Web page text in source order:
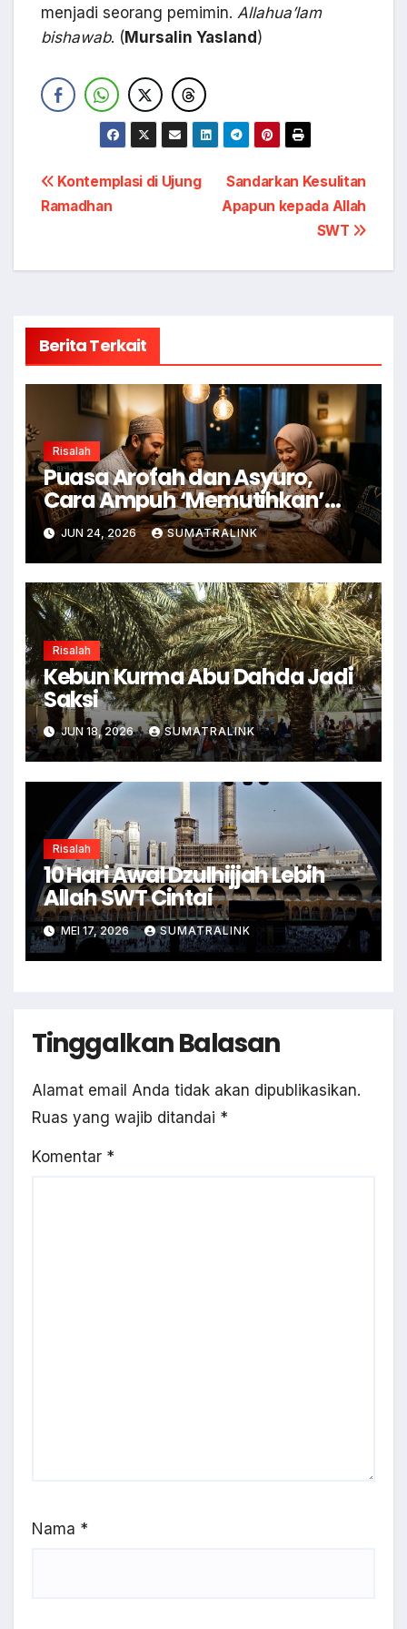
menjadi seorang pemimin. Allahua’lam
bishawab. ( Mursalin Yasland )
Navigasi
pos
Sandarkan Kesulitan
Apapun kepada Allah
SWT
Kontemplasi di Ujung
Ramadhan
Berita Terkait
Risalah
Puasa Arofah dan Asyuro,
Cara Ampuh ‘Memutihkan’
Dosa
JUN 24, 2026 SUMATRALINK
Risalah
Kebun Kurma Abu Dahda Jadi
Saksi
JUN 18, 2026 SUMATRALINK
Risalah
10 Hari Awal Dzulhijjah Lebih
Allah SWT Cintai
MEI 17, 2026 SUMATRALINK
Tinggalkan Balasan
Alamat email Anda tidak akan dipublikasikan.
Ruas yang wajib ditandai *
Komentar *
Nama *